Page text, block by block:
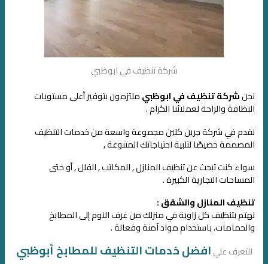
شركة تنظيف في ابوظبي
نحنشركة تنظيف في ابوظبيملتزمون بتوفير أعلى مستويات
النظافة والراحة لعملائنا الكرام .
نقدم في شركة جرين كلين مجموعة واسعة من خدمات التنظيف
المصممة خصيصًا لتلبية احتياجاتك المتنوعة ,
سواء كنت تبحث عن تنظيف المنازل , المكاتب , الفلل , أو حتى
المساحات التجارية الكبيرة .
تنظيف المنازل والشقق :
نهتم بتنظيف كل زاوية في منزلك من غرف النوم إلى المطابخ
والحمامات، باستخدام مواد آمنة وفعالة .
للتعرف عليافضل خدمات التنظيف للمطابخ أبوظبي